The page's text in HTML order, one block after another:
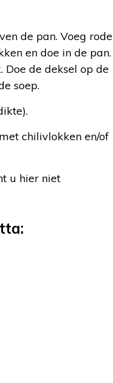
de pan. Voeg rode
en doe in de pan.
Doe de deksel op de
soep.
chilivlokken en/of
u hier niet